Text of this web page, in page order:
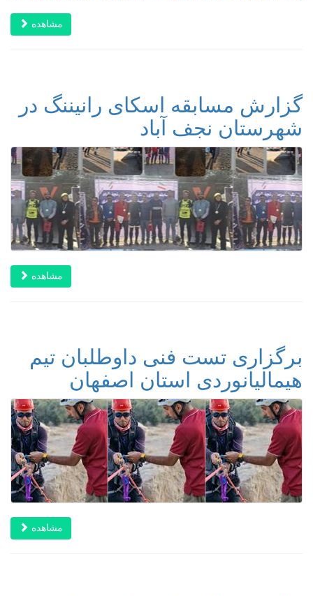
مشاهده
گزارش مسابقه اسکای رانیننگ در
شهرستان نجف آباد
مشاهده
برگزاری تست فنی داوطلبان تیم
هیمالیانوردی استان اصفهان
مشاهده